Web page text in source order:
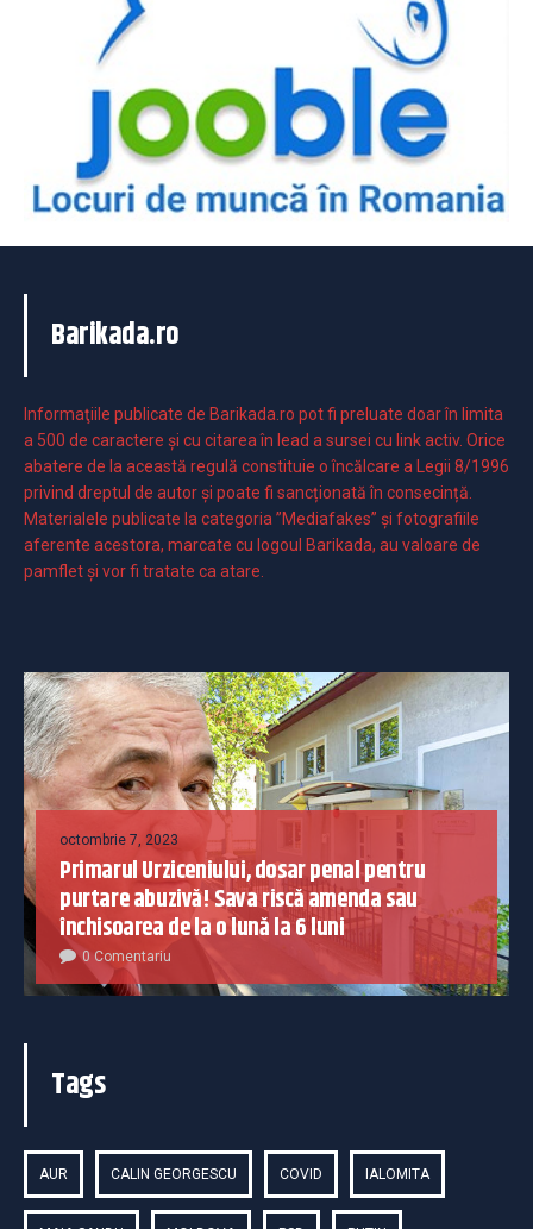
Barikada.ro
Informaţiile publicate de Barikada.ro pot fi preluate doar în limita
a 500 de caractere şi cu citarea în lead a sursei cu link activ. Orice
abatere de la această regulă constituie o încălcare a Legii 8/1996
privind dreptul de autor și poate fi sancționată în consecință.
Materialele publicate la categoria ”Mediafakes” și fotografiile
aferente acestora, marcate cu logoul Barikada, au valoare de
pamflet și vor fi tratate ca atare.
octombrie 7, 2023
Primarul Urziceniului, dosar penal pentru
purtare abuzivă! Sava riscă amenda sau
închisoarea de la o lună la 6 luni
0 Comentariu
Tags
AUR CALIN GEORGESCU COVID IALOMITA